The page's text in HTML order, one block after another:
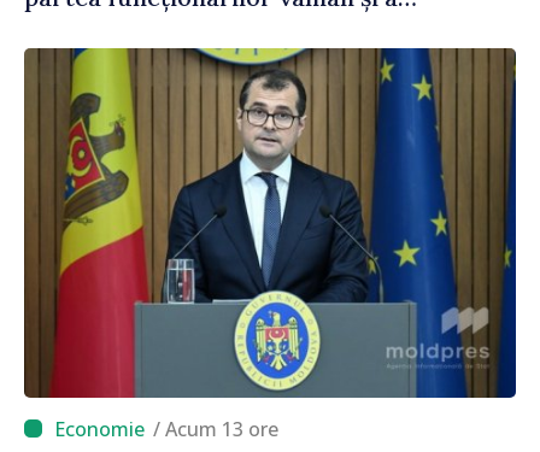
/ Acum 13 ore